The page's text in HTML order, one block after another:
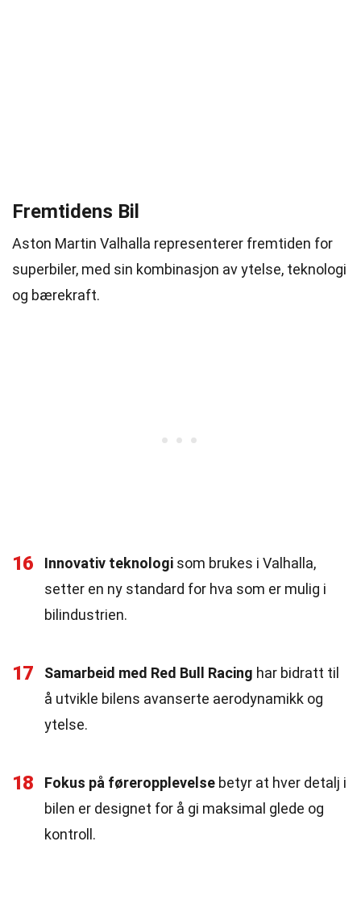
Fremtidens Bil
Aston Martin Valhalla representerer fremtiden for
superbiler, med sin kombinasjon av ytelse, teknologi
og bærekraft.
16 Innovativ teknologi som brukes i Valhalla,
setter en ny standard for hva som er mulig i
bilindustrien.
17 Samarbeid med Red Bull Racing har bidratt til
å utvikle bilens avanserte aerodynamikk og
ytelse.
18 Fokus på føreropplevelse betyr at hver detalj i
bilen er designet for å gi maksimal glede og
kontroll.